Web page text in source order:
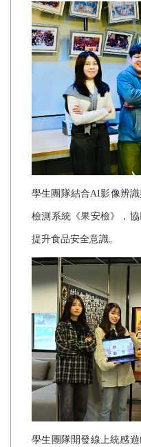
學生團隊結合AI影像辨
檢測系統《果安檢》，
提升食品安全意識。
學生團隊開發線上統感